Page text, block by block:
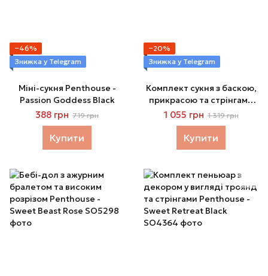
−46%
Знижка у Telegram
Міні-сукня Penthouse -
Passion Goddess Black
388 грн 719 грн
Купити
−20%
Знижка у Telegram
Комплект cукня з баскою,
прикрасою та стрінгами
Penthouse - Poison Cookie
Black L XL
1 055 грн 1 319 грн
Купити